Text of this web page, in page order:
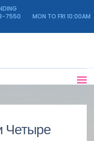
TO FRI 10:00AM
Четыре